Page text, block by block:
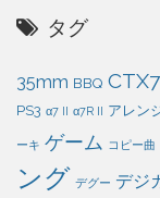
タグ
35mm BBQ
PS3 α7 II α7R II アレン
ーキ ゲーム コピー曲
ング デグー デジ